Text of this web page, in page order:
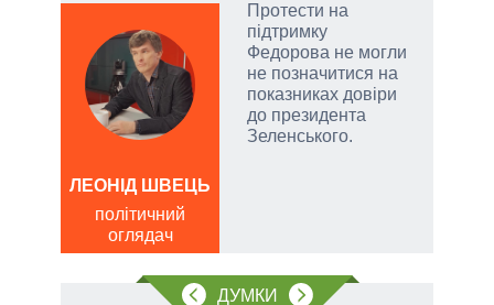
Протести на
підтримку
Федорова не могли
не позначитися на
показниках довіри
до президента
Зеленського.
ЛЕОНІД ШВЕЦЬ
політичний
оглядач
ДУМКИ